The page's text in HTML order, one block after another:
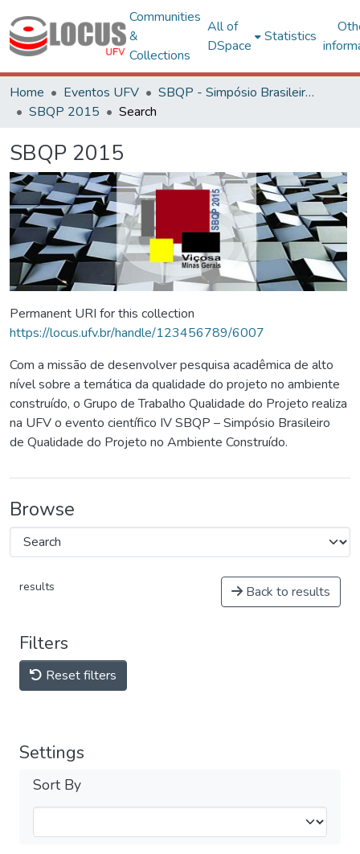
Communities
&
Collections
All of
DSpace
Statistics
Home Eventos UFV
SBQP - Simpósio Brasileiro de Qualidade do Projeto no Ambiente Construído
SBQP 2015
Search
SBQP 2015
Permanent URI for this collection
https://locus.ufv.br/handle/123456789/6007
Com a missão de desenvolver pesquisa acadêmica de alto
nível sobre a temática da qualidade do projeto no ambiente
construído, o Grupo de Trabalho Qualidade do Projeto realiza
na UFV o evento científico IV SBQP – Simpósio Brasileiro
de Qualidade do Projeto no Ambiente Construído.
Browse
results Back to results
Filters
Reset filters
Settings
Sort By